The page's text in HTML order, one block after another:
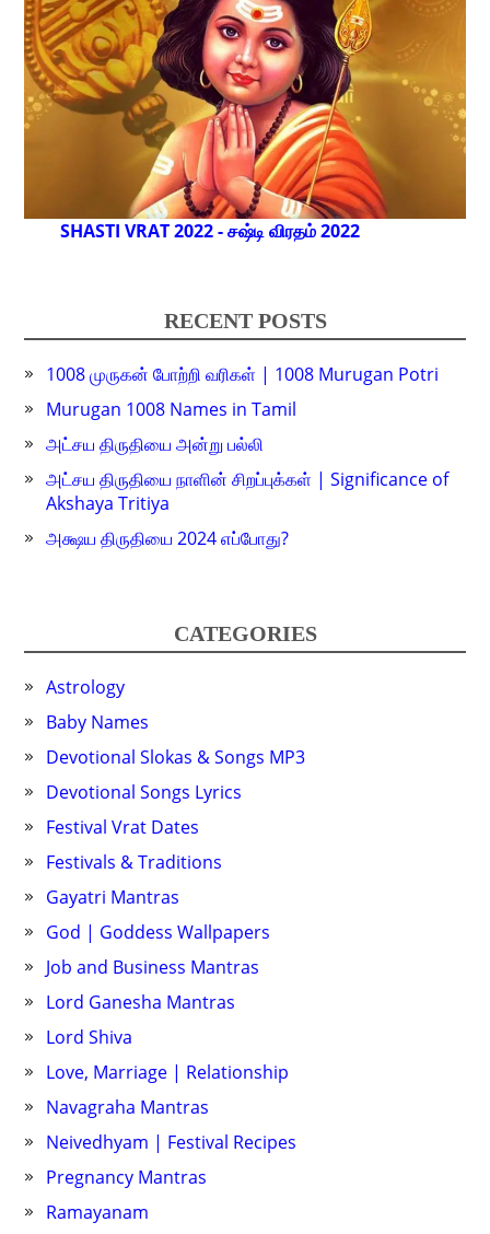
SHASTI VRAT 2022 - சஷ்டி விரதம் 2022
RECENT POSTS
1008 முருகன் போற்றி வரிகள் | 1008 Murugan Potri
Murugan 1008 Names in Tamil
அட்சய திருதியை அன்று பல்லி
அட்சய திருதியை நாளின் சிறப்புக்கள் | Significance of
Akshaya Tritiya
அக்ஷய திருதியை 2024 எப்போது?
CATEGORIES
Astrology
Baby Names
Devotional Slokas & Songs MP3
Devotional Songs Lyrics
Festival Vrat Dates
Festivals & Traditions
Gayatri Mantras
God | Goddess Wallpapers
Job and Business Mantras
Lord Ganesha Mantras
Lord Shiva
Love, Marriage | Relationship
Navagraha Mantras
Neivedhyam | Festival Recipes
Pregnancy Mantras
Ramayanam